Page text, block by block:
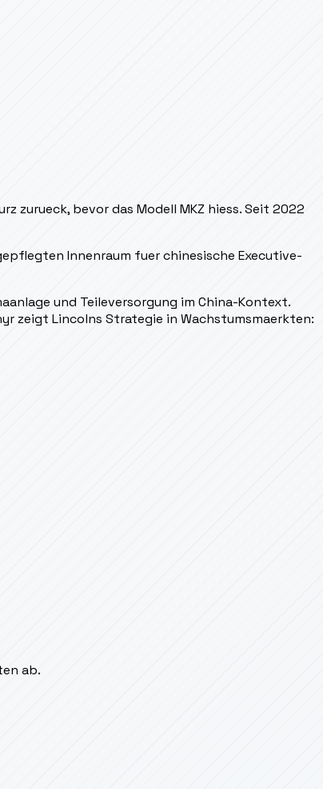
zurueck, bevor das Modell MKZ hiess. Seit 2022
Innenraum fuer chinesische Executive-
und Teileversorgung im China-Kontext.
zeigt Lincolns Strategie in Wachstumsmaerkten:
ab.